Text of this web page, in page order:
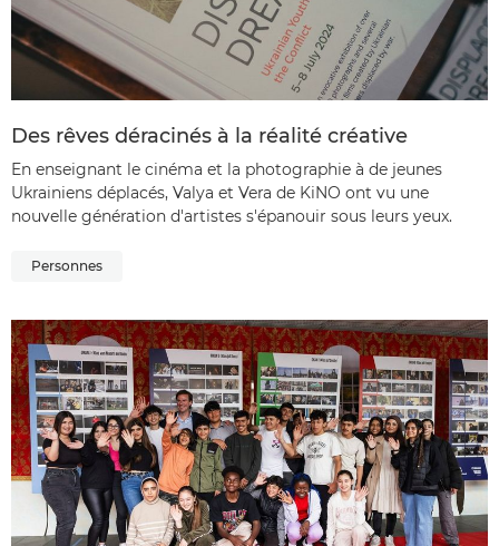
Des rêves déracinés à la réalité créative
En enseignant le cinéma et la photographie à de jeunes
Ukrainiens déplacés, Valya et Vera de KiNO ont vu une
nouvelle génération d'artistes s'épanouir sous leurs yeux.
Personnes